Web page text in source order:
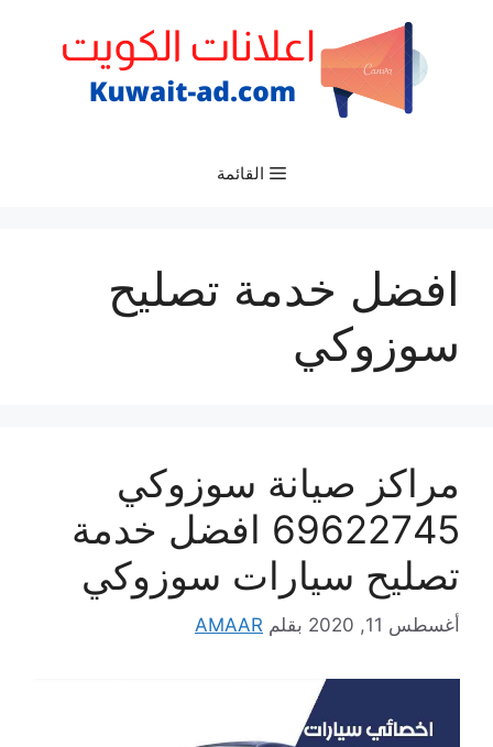
القائمة
افضل خدمة تصليح
سوزوكي
مراكز صيانة سوزوكي
69622745 افضل خدمة
تصليح سيارات سوزوكي
أغسطس 11, 2020 بقلم AMAAR